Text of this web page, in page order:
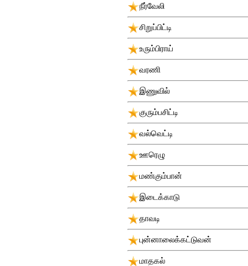
நீர்வேலி
சிறுப்பிட்டி
உரும்பிராய்
வரணி
இணுவில்
குரும்பசிட்டி
வல்வெட்டி
ஊரெழு
மண்கும்பான்
இடைக்காடு
தாவடி
புன்னாலைக்கட்டுவன்
மாதகல்